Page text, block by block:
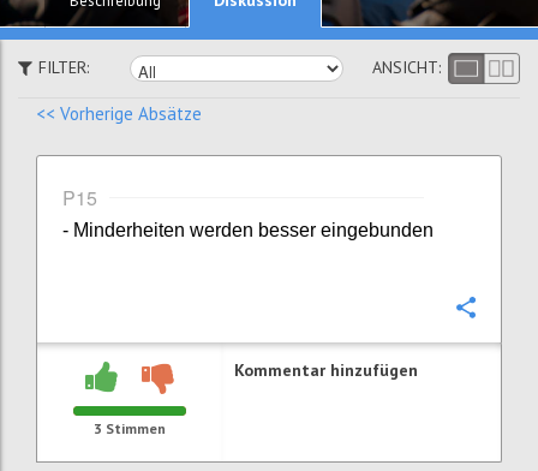
FILTER: ANSICHT:
<< Vorherige Absätze
P15
- Minderheiten werden besser eingebunden
3 Stimmen
Kommentar hinzufügen